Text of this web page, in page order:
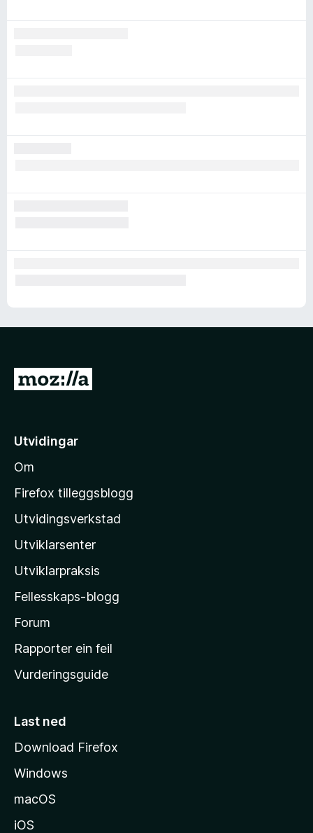
G
i
M
o
l
l
-
h
e
m
s
d
a
Utvidingar
Om
Firefox tilleggsblogg
Utvidingsverkstad
Utviklarsenter
Utviklarpraksis
Fellesskaps-blogg
Forum
Rapporter ein feil
Vurderingsguide
Last ned
Download Firefox
Windows
macOS
iOS